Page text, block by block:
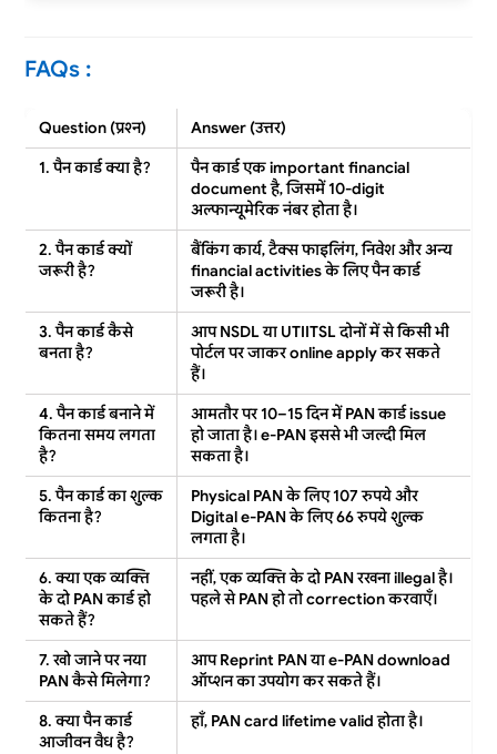
FAQs :
Question (प्रश्न)
Answer (उत्तर)
1. पैन कार्ड क्या है?
पैन कार्ड एकimportant financial
documentहै, जिसमें 10-digit
अल्फान्यूमेरिक नंबर होता है।
2. पैन कार्ड क्यों
जरूरी है?
बैंकिंग कार्य, टैक्स फाइलिंग, निवेश और अन्य
financial activitiesके लिए पैन कार्ड
जरूरी है।
3. पैन कार्ड कैसे
बनता है?
आप NSDL या UTIITSL दोनों में से किसी भी
पोर्टल पर जाकरonline applyकर सकते
हैं।
4. पैन कार्ड बनाने में
कितना समय लगता
है?
आमतौर पर 10–15 दिन में PAN कार्डissue
हो जाता है। e-PAN इससे भी जल्दी मिल
सकता है।
5. पैन कार्ड का शुल्क
कितना है?
Physical PANके लिए 107 रुपये और
Digital e-PANके लिए 66 रुपये शुल्क
लगता है।
6. क्या एक व्यक्ति
के दो PAN कार्ड हो
सकते हैं?
नहीं, एक व्यक्ति के दो PAN रखनाillegalहै।
पहले से PAN हो तोcorrectionकरवाएँ।
7. खो जाने पर नया
PAN कैसे मिलेगा?
आपReprint PANयाe-PAN download
ऑप्शन का उपयोग कर सकते हैं।
8. क्या पैन कार्ड
आजीवन वैध है?
हाँ, PAN cardlifetime validहोता है।